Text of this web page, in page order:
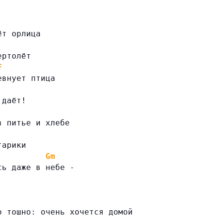
орлица
птица
питье и хлебе
Gm
даже в небе -
тошно: очень хочется домой